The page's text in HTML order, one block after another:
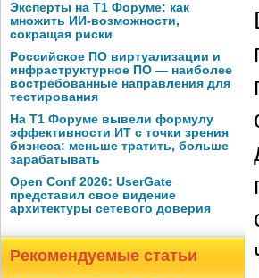
Эксперты на Т1 Форуме: как
множить ИИ-возможности,
сокращая риски
Российское ПО виртуализации и
инфраструктурное ПО — наиболее
востребованные направления для
тестирования
На Т1 Форуме вывели формулу
эффективности ИТ с точки зрения
бизнеса: меньше тратить, больше
зарабатывать
Open Conf 2026: UserGate
представил свое видение
архитектуры сетевого доверия
Рекомендуемые статьи